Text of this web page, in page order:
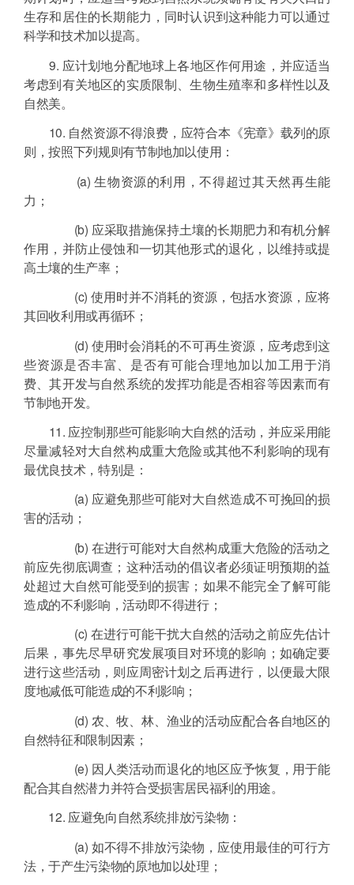
生存和居住的长期能力，同时认识到这种能力可以通过
科学和技术加以提高。
9. 应计划地分配地球上各地区作何用途，并应适当
考虑到有关地区的实质限制、生物生殖率和多样性以及
自然美。
10. 自然资源不得浪费，应符合本《宪章》载列的原
则，按照下列规则有节制地加以使用：
(a) 生物资源的利用，不得超过其天然再生能
力；
(b) 应采取措施保持土壤的长期肥力和有机分解
作用，并防止侵蚀和一切其他形式的退化，以维持或提
高土壤的生产率；
(c) 使用时并不消耗的资源，包括水资源，应将
其回收利用或再循环；
(d) 使用时会消耗的不可再生资源，应考虑到这
些资源是否丰富、是否有可能合理地加以加工用于消
费、其开发与自然系统的发挥功能是否相容等因素而有
节制地开发。
11. 应控制那些可能影响大自然的活动，并应采用能
尽量减轻对大自然构成重大危险或其他不利影响的现有
最优良技术，特别是：
(a) 应避免那些可能对大自然造成不可挽回的损
害的活动；
(b) 在进行可能对大自然构成重大危险的活动之
前应先彻底调查；这种活动的倡议者必须证明预期的益
处超过大自然可能受到的损害；如果不能完全了解可能
造成的不利影响，活动即不得进行；
(c) 在进行可能干扰大自然的活动之前应先估计
后果，事先尽早研究发展项目对环境的影响；如确定要
进行这些活动，则应周密计划之后再进行，以便最大限
度地减低可能造成的不利影响；
(d) 农、牧、林、渔业的活动应配合各自地区的
自然特征和限制因素；
(e) 因人类活动而退化的地区应予恢复，用于能
配合其自然潜力并符合受损害居民福利的用途。
12. 应避免向自然系统排放污染物：
(a) 如不得不排放污染物，应使用最佳的可行方
法，于产生污染物的原地加以处理；